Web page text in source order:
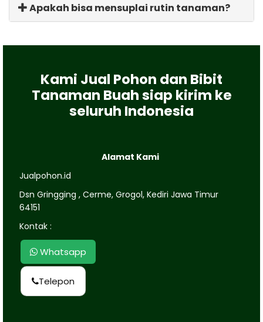
Apakah bisa mensuplai rutin tanaman?
Kami Jual Pohon dan Bibit
Tanaman Buah siap kirim ke
seluruh Indonesia
Alamat Kami
Jualpohon.id
Dsn Gringging , Cerme, Grogol, Kediri Jawa Timur
64151
Kontak :
Whatsapp
Telepon